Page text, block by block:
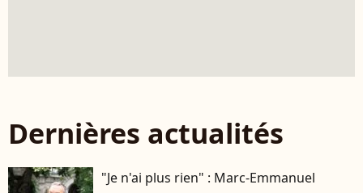
Dernières actualités
"Je n'ai plus rien" : Marc-Emmanuel